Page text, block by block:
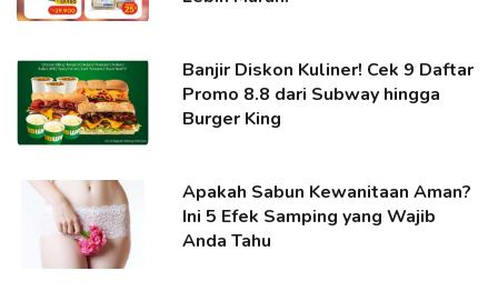
Banjir Diskon Kuliner! Cek 9 Daftar
Promo 8.8 dari Subway hingga
Burger King
Apakah Sabun Kewanitaan Aman?
Ini 5 Efek Samping yang Wajib
Anda Tahu